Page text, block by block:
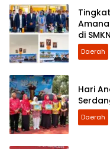
di
Daerah
Hari
Daerah